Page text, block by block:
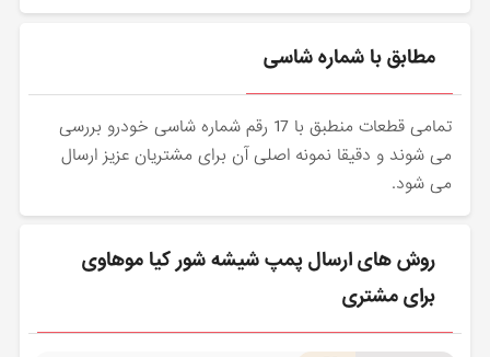
مطابق با شماره شاسی
تمامی قطعات منطبق با 17 رقم شماره شاسی خودرو بررسی
می شوند و دقیقا نمونه اصلی آن برای مشتریان عزیز ارسال
می شود.
روش های ارسال پمپ شیشه شور کیا موهاوی
برای مشتری